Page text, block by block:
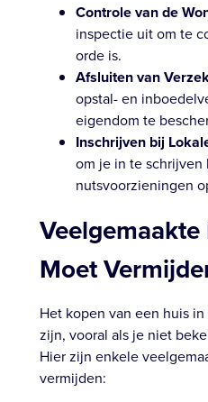
Controle van de
inspectie uit om te
orde is.
Afsluiten van
opstal- en
eigendom te
Inschrijven bij
om je in te
nutsvoorzieningen
Moet
Het kopen van een huis
zijn, vooral als je niet
Hier zijn enkele
vermijden: